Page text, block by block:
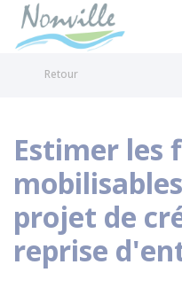
Retour
Estimer les
projet de
reprise